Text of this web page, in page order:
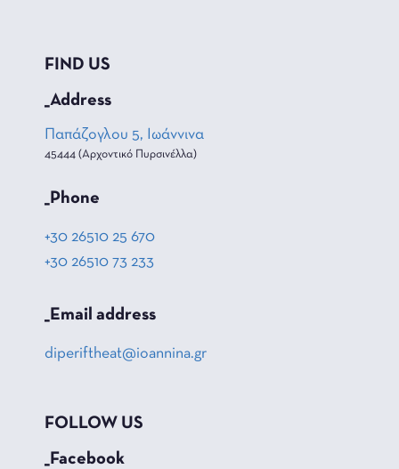
FIND US
_Address
Παπάζογλου 5, Ιωάννινα
45444 (Αρχοντικό Πυρσινέλλα)
_Phone
+30 26510 25 670
+30 26510 73 233
_Email address
diperiftheat@ioannina.gr
FOLLOW US
_Facebook